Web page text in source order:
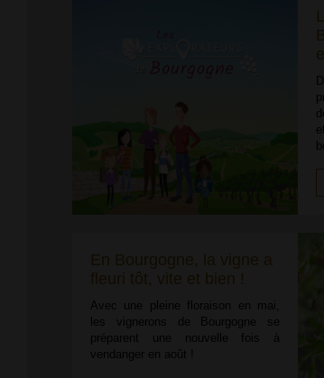
En Bourgogne, la vigne a
fleuri tôt, vite et bien !
Avec une pleine floraison en mai,
les vignerons de Bourgogne se
préparent une nouvelle fois à
vendanger en août !